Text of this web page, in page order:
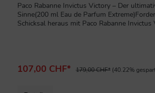
Paco Rabanne Invictus Victory – Der
Sinne(200 ml Eau de Parfum
Schicksal heraus mit Paco Rabanne Invictus
und die unbändige Energie des Sieges. In
107,00 CHF* 179,00 CHF* (40.22%